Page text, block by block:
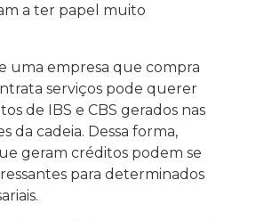
a ter papel muito
uma empresa que compra
serviços pode querer
de IBS e CBS gerados nas
da cadeia. Dessa forma,
geram créditos podem se
para determinados